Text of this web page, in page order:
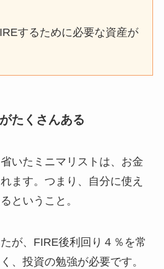
するために必要な資産が
たくさんある
いたミニマリストは、お金
ます。つまり、自分に使え
ということ。
が、FIRE後利回り４％を常
、投資の勉強が必要です。